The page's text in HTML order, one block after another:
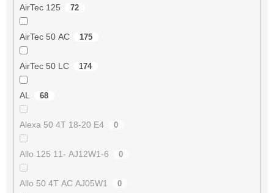
AirTec 125 72
AirTec 50 AC 175
AirTec 50 LC 174
AL 68
Alexa 50 4T 18-20 E4 0
Allo 125 11- AJ12W1-6 0
Allo 50 4T AC AJ05W1 0